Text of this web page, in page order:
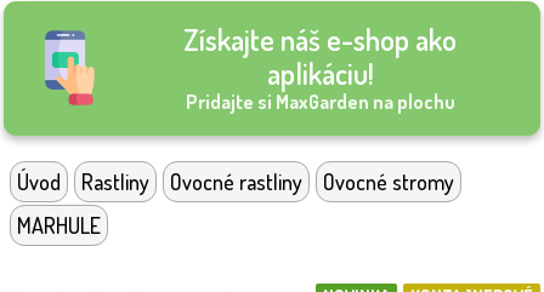
Získajte náš e-shop ako
aplikáciu!
Pridajte si MaxGarden na plochu
Úvod Rastliny Ovocné rastliny
Ovocné stromy
MARHULE